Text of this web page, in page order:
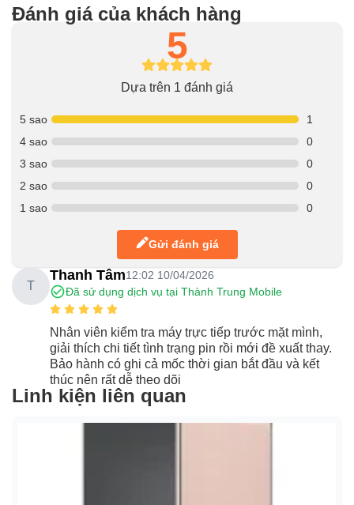
Đánh giá của khách hàng
5
Dựa trên 1 đánh giá
5 sao
1
4 sao
0
3 sao
0
2 sao
0
1 sao
0
Gửi đánh giá
T
Thanh Tâm12:02 10/04/2026
Đã sử dụng dịch vụ tại Thành Trung Mobile
Nhân viên kiểm tra máy trực tiếp trước mặt mình,
giải thích chi tiết tình trạng pin rồi mới đề xuất thay.
Bảo hành có ghi cả mốc thời gian bắt đầu và kết
thúc nên rất dễ theo dõi
Linh kiện liên quan